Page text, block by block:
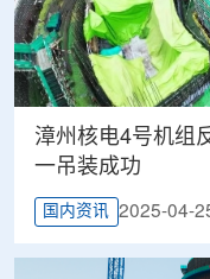
漳州核电4号机组
一吊装成功
国内资讯 2025-04-